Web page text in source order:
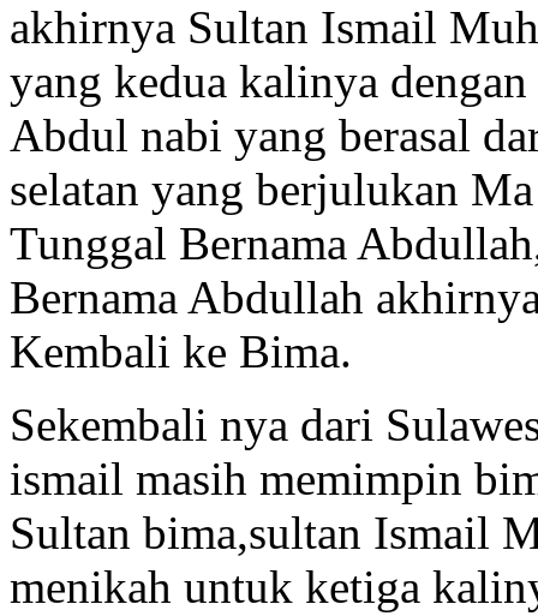
akhirnya Sultan Ismail
yang kedua kalinya
Abdul nabi yang berasal
selatan yang berjulukan
Tunggal Bernama
Bernama Abdullah
Kembali ke Bima.
Sekembali nya dari
ismail masih memimpin
Sultan bima,sultan Ismail
menikah untuk ketiga